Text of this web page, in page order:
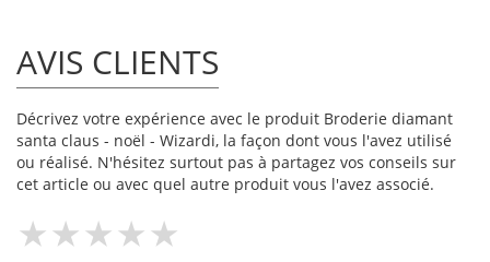
AVIS CLIENTS
Décrivez votre expérience avec le produit Broderie diamant
santa claus - noël - Wizardi, la façon dont vous l'avez utilisé
ou réalisé. N'hésitez surtout pas à partagez vos conseils sur
cet article ou avec quel autre produit vous l'avez associé.